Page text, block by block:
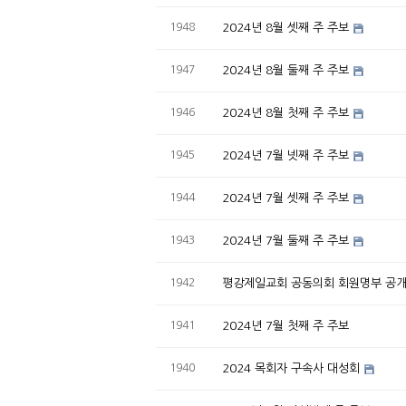
1948 2024년 8월 셋째 주 주보
1947 2024년 8월 둘째 주 주보
1946 2024년 8월 첫째 주 주보
1945 2024년 7월 넷째 주 주보
1944 2024년 7월 셋째 주 주보
1943 2024년 7월 둘째 주 주보
1942 평강제일교회 공동의회 회원명부 공
1941 2024년 7월 첫째 주 주보
1940 2024 목회자 구속사 대성회